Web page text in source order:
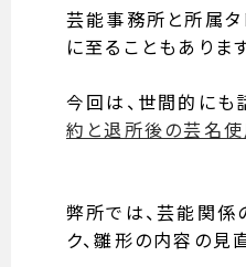
芸能事務所と所属
に至ることもあります
今回は、世間的にも
約と退所後の芸名
弊所では、芸能関係
ク、雛形の内容の見